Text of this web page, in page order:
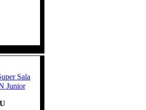
Sala
Junior